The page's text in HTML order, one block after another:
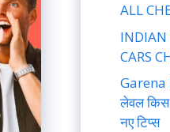
ALL
INDIAN
CARS
Garena
लेवल किस
नए टिप्स